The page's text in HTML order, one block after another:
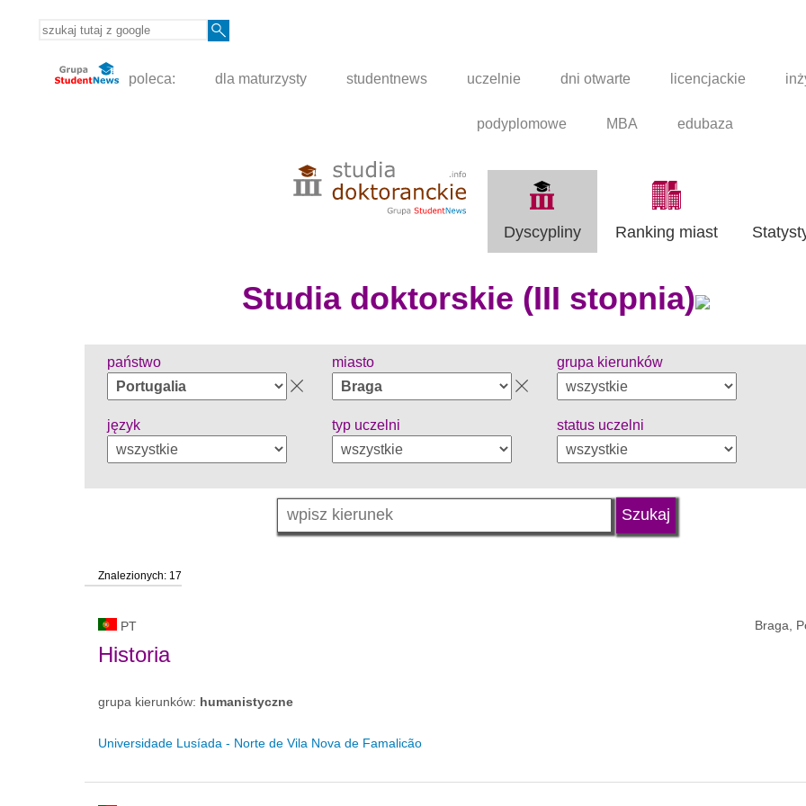
poleca: dla maturzysty studentnews uczelnie dni otwarte licencjackie
podyplomowe MBA edubaza
Dyscypliny Ranking miast
Studia doktorskie (III stopnia)
państwo miasto grupa kierunków
język typ uczelni status uczelni
Znalezionych: 17
PT Braga,
Historia
grupa kierunków: humanistyczne
Universidade Lusíada - Norte de Vila Nova de Famalicão